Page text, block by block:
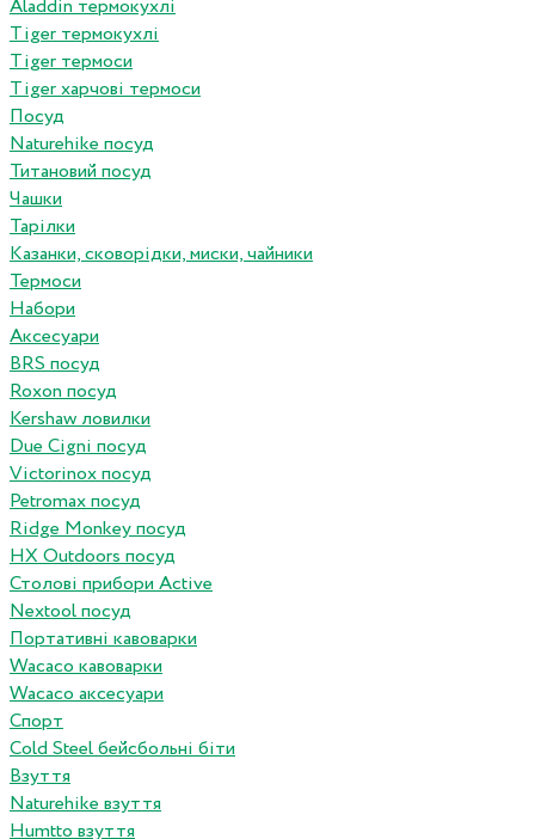
Aladdin термокухлі
Tiger термокухлі
Tiger термоси
Tiger харчові термоси
Посуд
Naturehike посуд
Титановий посуд
Чашки
Тарілки
Казанки, сковорідки, миски, чайники
Термоси
Набори
Аксесуари
BRS посуд
Roxon посуд
Kershaw ловилки
Due Cigni посуд
Victorinox посуд
Petromax посуд
Ridge Monkey посуд
HX Outdoors посуд
Столові прибори Active
Nextool посуд
Портативні кавоварки
Wacaco кавоварки
Wacaco аксесуари
Спорт
Cold Steel бейсбольні біти
Взуття
Naturehike взуття
Humtto взуття